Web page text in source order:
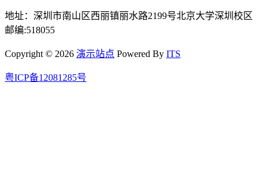
地址：深圳市南山区西丽镇丽水路2199号北京大学深圳校区
邮编:518055
Copyright © 2026 演示站点 Powered By ITS
粤ICP备12081285号